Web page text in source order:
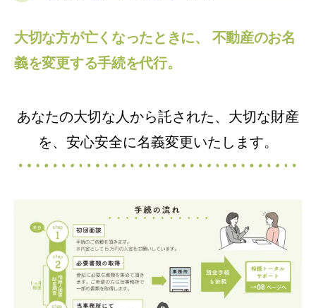
大切な方が亡くなったときに、 不動産のお名
義を変更する手続を代行。
あなたの大切な人から託された、大切な財産
を、安心安全に名義変更いたします。